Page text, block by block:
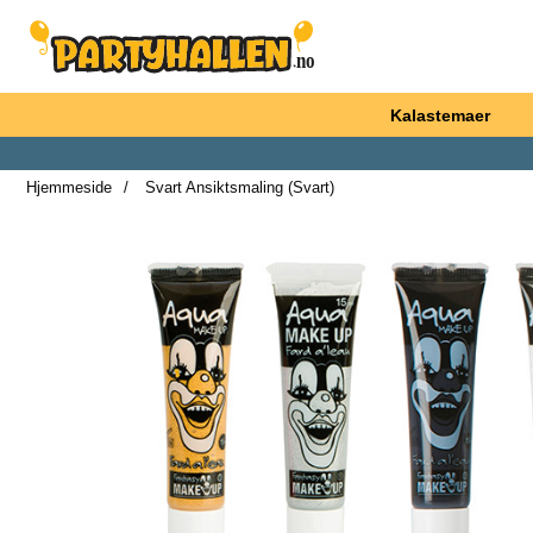
Startsiden for Partyhallen AB
Kalastemaer
Hjemmeside
Svart Ansiktsmaling (Svart)